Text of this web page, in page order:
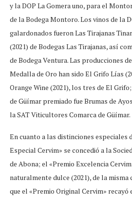
y la DOP La Gomera uno, para el
de la Bodega Montoro. Los vinos de la
galardonados fueron Las Tirajanas
(2021) de Bodegas Las Tirajanas, así
de Bodega Ventura. Las producciones
Medalla de Oro han sido El Grifo Lías
Orange Wine (2021), los tres de El
de Güímar premiado fue Brumas de
la SAT Viticultores Comarca de Güímar.
En cuanto a las distinciones especiales
Especial Cervim» se concedió a la
de Abona; el «Premio Excelencia
naturalmente dulce (2021), de la
que el «Premio Original Cervim» recayó